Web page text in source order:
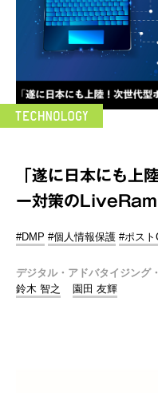
「遂に日本にも上
ー対策の
#DMP #個人情報保護 #ポスト
デジタル・アドバタイジング
鈴木 智之
園田 友輝